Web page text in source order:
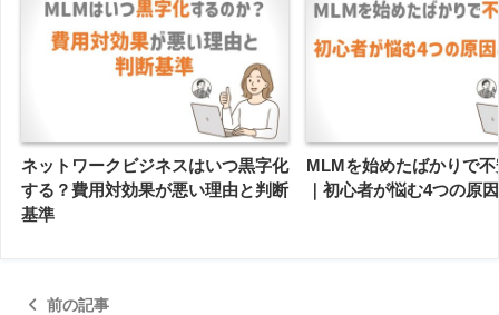
ネットワークビジネスはいつ黒字化
する？費用対効果が悪い理由と判断
基準
MLMを始めたばかりで
｜初心者が悩む4つの原
前の記事